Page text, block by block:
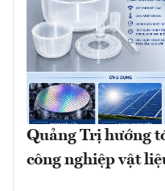
Quảng Trị hướng
công nghiệp vật